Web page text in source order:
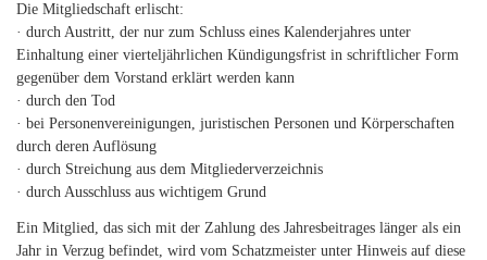
Die Mitgliedschaft erlischt:
· durch Austritt, der nur zum Schluss eines Kalenderjahres unter
Einhaltung einer vierteljährlichen Kündigungsfrist in schriftlicher Form
gegenüber dem Vorstand erklärt werden kann
· durch den Tod
· bei Personenvereinigungen, juristischen Personen und Körperschaften
durch deren Auflösung
· durch Streichung aus dem Mitgliederverzeichnis
· durch Ausschluss aus wichtigem Grund
Ein Mitglied, das sich mit der Zahlung des Jahresbeitrages länger als ein
Jahr in Verzug befindet, wird vom Schatzmeister unter Hinweis auf diese